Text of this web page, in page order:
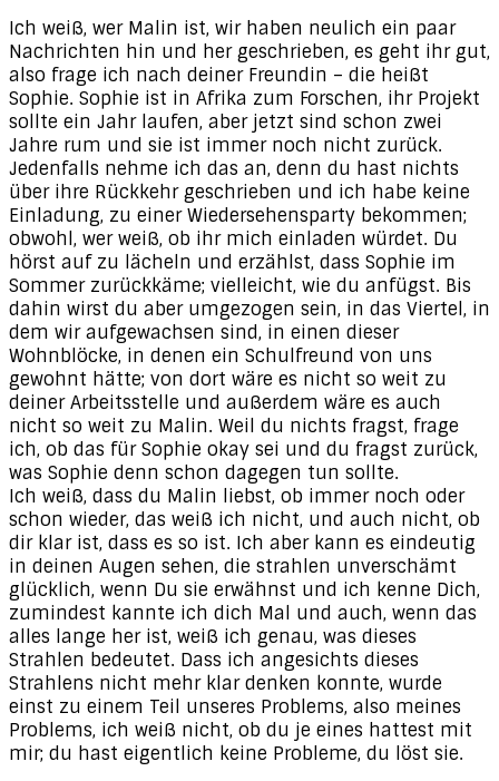
Ich weiß, wer Malin ist, wir haben neulich ein paar
Nachrichten hin und her geschrieben, es geht ihr gut,
also frage ich nach deiner Freundin – die heißt
Sophie. Sophie ist in Afrika zum Forschen, ihr Projekt
sollte ein Jahr laufen, aber jetzt sind schon zwei
Jahre rum und sie ist immer noch nicht zurück.
Jedenfalls nehme ich das an, denn du hast nichts
über ihre Rückkehr geschrieben und ich habe keine
Einladung, zu einer Wiedersehensparty bekommen;
obwohl, wer weiß, ob ihr mich einladen würdet. Du
hörst auf zu lächeln und erzählst, dass Sophie im
Sommer zurückkäme; vielleicht, wie du anfügst. Bis
dahin wirst du aber umgezogen sein, in das Viertel, in
dem wir aufgewachsen sind, in einen dieser
Wohnblöcke, in denen ein Schulfreund von uns
gewohnt hätte; von dort wäre es nicht so weit zu
deiner Arbeitsstelle und außerdem wäre es auch
nicht so weit zu Malin. Weil du nichts fragst, frage
ich, ob das für Sophie okay sei und du fragst zurück,
was Sophie denn schon dagegen tun sollte.
Ich weiß, dass du Malin liebst, ob immer noch oder
schon wieder, das weiß ich nicht, und auch nicht, ob
dir klar ist, dass es so ist. Ich aber kann es eindeutig
in deinen Augen sehen, die strahlen unverschämt
glücklich, wenn Du sie erwähnst und ich kenne Dich,
zumindest kannte ich dich Mal und auch, wenn das
alles lange her ist, weiß ich genau, was dieses
Strahlen bedeutet. Dass ich angesichts dieses
Strahlens nicht mehr klar denken konnte, wurde
einst zu einem Teil unseres Problems, also meines
Problems, ich weiß nicht, ob du je eines hattest mit
mir; du hast eigentlich keine Probleme, du löst sie.